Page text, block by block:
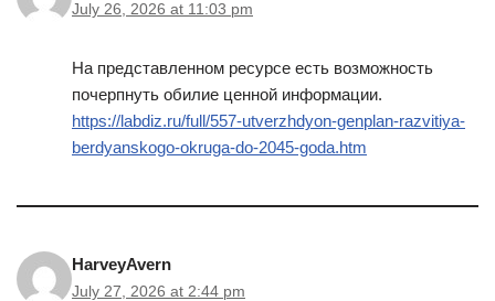
July 26, 2026 at 11:03 pm
На представленном ресурсе есть возможность
почерпнуть обилие ценной информации.
https://labdiz.ru/full/557-utverzhdyon-genplan-razvitiya-
berdyanskogo-okruga-do-2045-goda.htm
HarveyAvern
July 27, 2026 at 2:44 pm